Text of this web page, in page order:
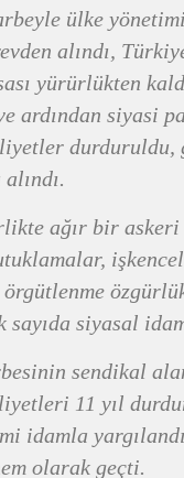
ülke
alındı,
yürürlükten
ardından siyasi
durduruldu,
ağır bir askeri
sayıda siyasal
sendikal
11 yıl
idamla
olarak geçti.